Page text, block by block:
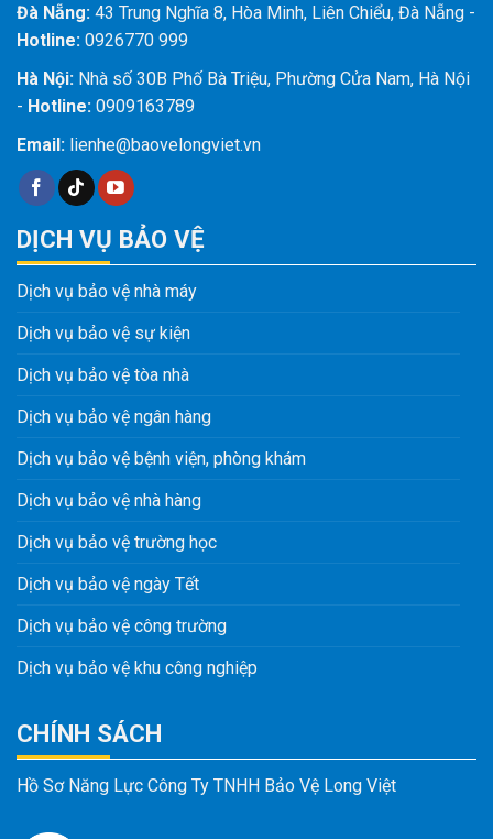
Đà Nẵng: 43 Trung Nghĩa 8, Hòa Minh, Liên Chiểu, Đà Nẵng -
Hotline: 0926770 999
Hà Nội: Nhà số 30B Phố Bà Triệu, Phường Cửa Nam, Hà Nội
- Hotline: 0909163789
Email: lienhe@baovelongviet.vn
DỊCH VỤ BẢO VỆ
Dịch vụ bảo vệ nhà máy
Dịch vụ bảo vệ sự kiện
Dịch vụ bảo vệ tòa nhà
Dịch vụ bảo vệ ngân hàng
Dịch vụ bảo vệ bệnh viện, phòng khám
Dịch vụ bảo vệ nhà hàng
Dịch vụ bảo vệ trường học
Dịch vụ bảo vệ ngày Tết
Dịch vụ bảo vệ công trường
Dịch vụ bảo vệ khu công nghiệp
CHÍNH SÁCH
Hồ Sơ Năng Lực Công Ty TNHH Bảo Vệ Long Việt